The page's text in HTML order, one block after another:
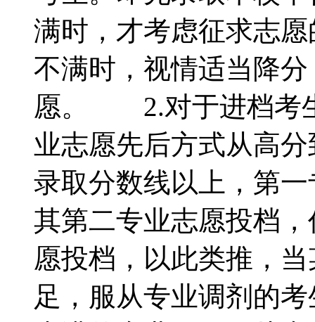
满时，才考虑征求志
不满时，视情适当降
愿。 2.对于进档考
业志愿先后方式从高
录取分数线以上，第
其第二专业志愿投档
愿投档，以此类推，
足，服从专业调剂的